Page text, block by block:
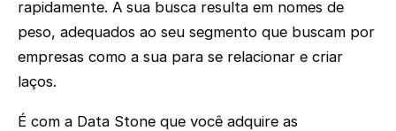
rapidamente. A sua busca resulta em nomes de
peso, adequados ao seu segmento que buscam por
empresas como a sua para se relacionar e criar
laços.
É com a Data Stone que você adquire as